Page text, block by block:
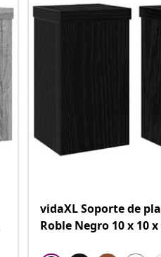
vidaXL Soporte de
Roble Negro 10 x 10 x